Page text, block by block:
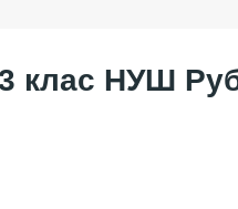
клас НУШ